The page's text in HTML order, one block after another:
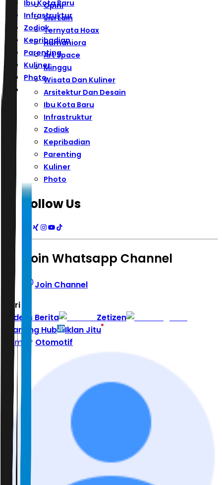
Ibu Kota Baru
Infrastruktur
Zodiak
Kepribadian
Parenting
Kuliner
Photo
Opini
Sisi Lain
Ternyata Hoax
Humaniora
Art Space
Minggu
Wisata Dan Kuliner
Arsitektur Dan Desain
Ibu Kota Baru
Infrastruktur
Zodiak
Kepribadian
Parenting
Kuliner
Photo
Follow Us
Join Whatsapp Channel
Join Channel
Hari ini
Indeks Berita
Zetizen
Learning Hub
Iklan Jitu
Home
Otomotif